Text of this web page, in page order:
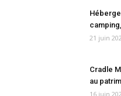
21 juin
Cradle
au
16 juin